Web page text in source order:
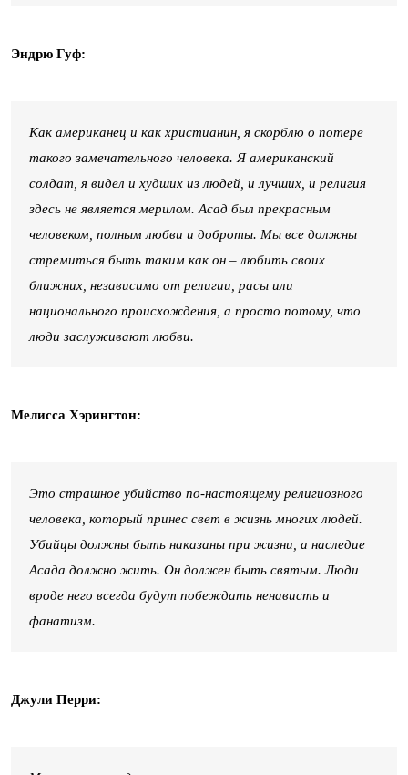
Эндрю Гуф:
Как американец и как христианин, я скорблю о потере
такого замечательного человека. Я американский
солдат, я видел и худших из людей, и лучших, и религия
здесь не является мерилом. Асад был прекрасным
человеком, полным любви и доброты. Мы все должны
стремиться быть таким как он – любить своих
ближних, независимо от религии, расы или
национального происхождения, а просто потому, что
люди заслуживают любви.
Мелисса Хэрингтон:
Это страшное убийство по-настоящему религиозного
человека, который принес свет в жизнь многих людей.
Убийцы должны быть наказаны при жизни, а наследие
Асада должно жить. Он должен быть святым. Люди
вроде него всегда будут побеждать ненависть и
фанатизм.
Джули Перри: